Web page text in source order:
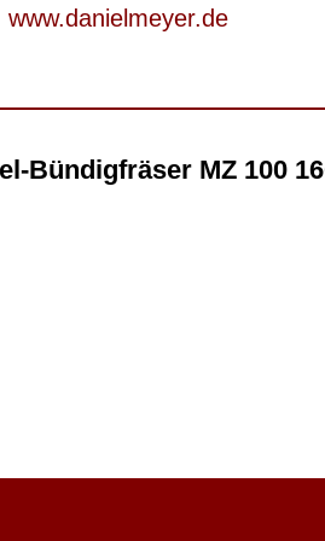
www.danielmeyer.de
Bündigfräser MZ 100